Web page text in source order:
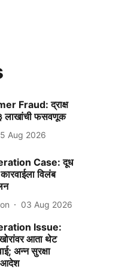
Fraud: द्राक्ष
लाखांची फसवणूक
Aug 2026
Case: दूध
विलंब
03 Aug 2026
Issue:
आता थेट
अन्न सुरक्षा
आदेश